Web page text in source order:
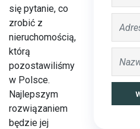
się pytanie, co
zrobić z
nieruchomością,
którą
pozostawiliśmy
w Polsce.
Najlepszym
rozwiązaniem
będzie jej